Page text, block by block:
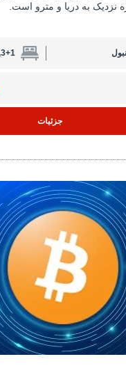
نزدیک به دریا و مترو است.
3+1, 4+1, 4+2
جزئیات